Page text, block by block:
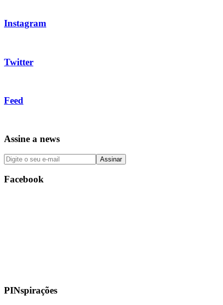
Instagram
Twitter
Feed
Assine a news
Facebook
PINspirações